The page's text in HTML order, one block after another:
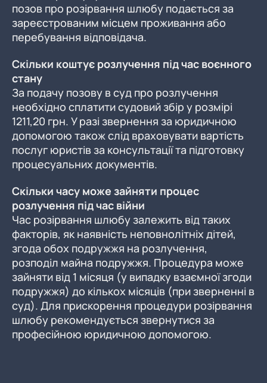
позов про розірвання шлюбу подається за
зареєстрованим місцем проживання або
перебування відповідача.
Скільки коштує розлучення під час воєнного
стану
За подачу позову в суд про розлучення
необхідно сплатити судовий збір у розмірі
1211,20 грн. У разі звернення за юридичною
допомогою також слід враховувати вартість
послуг юристів за консультації та підготовку
процесуальних документів.
Скільки часу може зайняти процес
розлучення під час війни
Час розірвання шлюбу залежить від таких
факторів, як наявність неповнолітніх дітей,
згода обох подружжя на розлучення,
розподіл майна подружжя. Процедура може
зайняти від 1 місяця (у випадку взаємної згоди
подружжя) до кількох місяців (при зверненні в
суд). Для прискорення процедури розірвання
шлюбу рекомендується звернутися за
професійною юридичною допомогою.